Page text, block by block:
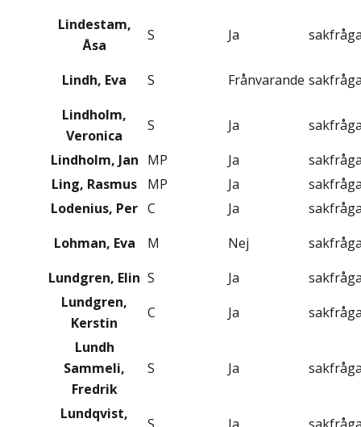
Lindestam,
Åsa
S Ja
Lindh, Eva S Frånvarande
Lindholm,
Veronica
S Ja
Lindholm, Jan MP Ja
Ling, Rasmus
MP Ja
Lodenius, Per C Ja
Lohman, Eva
M Nej
Lundgren, Elin S Ja
Lundgren,
Kerstin
C Ja
Lundh
Sammeli,
Fredrik
S Ja
Lundqvist,